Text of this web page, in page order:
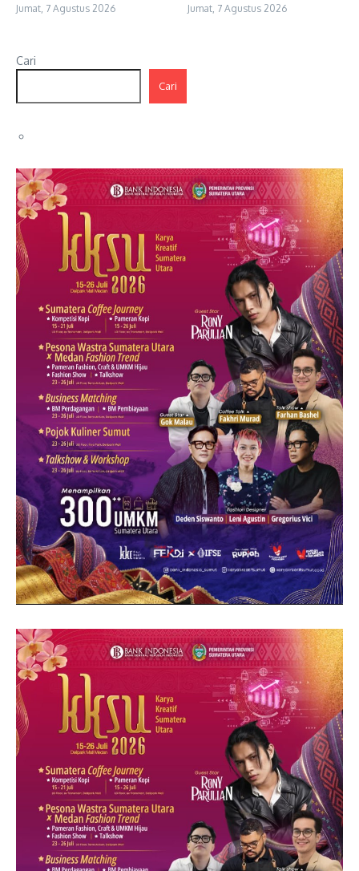
Jumat, 7 Agustus 2026 Jumat, 7 Agustus 2026
Cari
Cari